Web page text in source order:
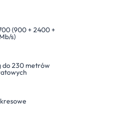
(900 + 2400 +
s)
do 230 metrów